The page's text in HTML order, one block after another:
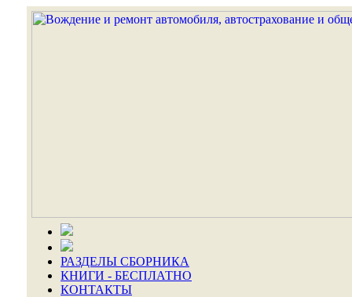
РАЗДЕЛЫ СБОРНИКА
КНИГИ - БЕСПЛАТНО
КОНТАКТЫ